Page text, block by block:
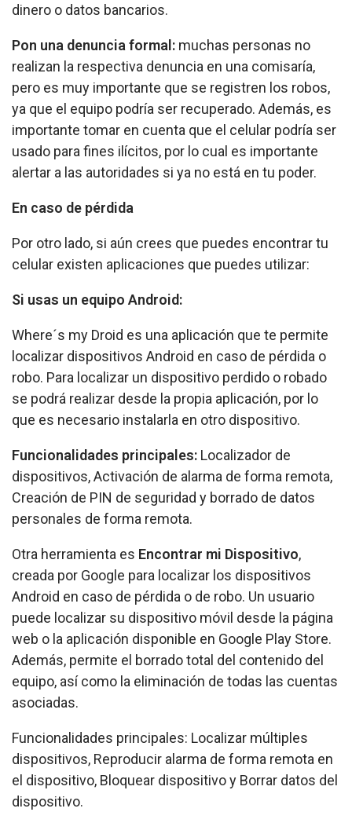
dinero o datos bancarios.
Pon una denuncia formal: muchas personas no
realizan la respectiva denuncia en una comisaría,
pero es muy importante que se registren los robos,
ya que el equipo podría ser recuperado. Además, es
importante tomar en cuenta que el celular podría ser
usado para fines ilícitos, por lo cual es importante
alertar a las autoridades si ya no está en tu poder.
En caso de pérdida
Por otro lado, si aún crees que puedes encontrar tu
celular existen aplicaciones que puedes utilizar:
Si usas un equipo Android:
Where´s my Droid es una aplicación que te permite
localizar dispositivos Android en caso de pérdida o
robo. Para localizar un dispositivo perdido o robado
se podrá realizar desde la propia aplicación, por lo
que es necesario instalarla en otro dispositivo.
Funcionalidades principales: Localizador de
dispositivos, Activación de alarma de forma remota,
Creación de PIN de seguridad y borrado de datos
personales de forma remota.
Otra herramienta es Encontrar mi Dispositivo,
creada por Google para localizar los dispositivos
Android en caso de pérdida o de robo. Un usuario
puede localizar su dispositivo móvil desde la página
web o la aplicación disponible en Google Play Store.
Además, permite el borrado total del contenido del
equipo, así como la eliminación de todas las cuentas
asociadas.
Funcionalidades principales: Localizar múltiples
dispositivos, Reproducir alarma de forma remota en
el dispositivo, Bloquear dispositivo y Borrar datos del
dispositivo.